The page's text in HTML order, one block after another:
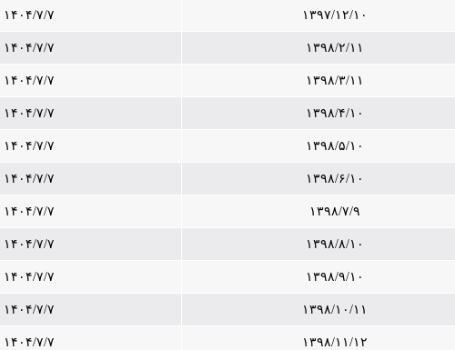
۱۳۹۷/۱۲/۱۰ ۱۴۰۴/۷/۷
۱۳۹۸/۲/۱۱ ۱۴۰۴/۷/۷
۱۳۹۸/۳/۱۱ ۱۴۰۴/۷/۷
۱۳۹۸/۴/۱۰ ۱۴۰۴/۷/۷
۱۳۹۸/۵/۱۰ ۱۴۰۴/۷/۷
۱۳۹۸/۶/۱۰ ۱۴۰۴/۷/۷
۱۳۹۸/۷/۹ ۱۴۰۴/۷/۷
۱۳۹۸/۸/۱۰ ۱۴۰۴/۷/۷
۱۳۹۸/۹/۱۰ ۱۴۰۴/۷/۷
۱۳۹۸/۱۰/۱۱ ۱۴۰۴/۷/۷
۱۳۹۸/۱۱/۱۲ ۱۴۰۴/۷/۷